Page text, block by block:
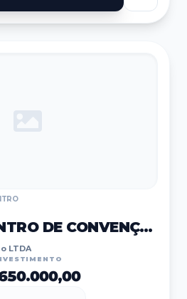
REFORMA CENTRO DE CONVENÇÕES
LTDA